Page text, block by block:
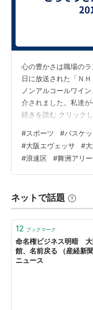
大阪市営地下鉄御
駅5番出口から徒歩
南海本線、高野線
近鉄難波線・阪神
JR関西本線（大和
バス
大阪市営バス なん
道路
心の豊かさは職場の
日に放送された「Ｎ
ノンアルコールワイ
介されました。私達
続きを読む クリック
https://
sid=1367628 朝日放
クボタのなんば・旧本
発へ 多目的アリーナ
#スポーツ #バスケ
#大阪エヴェッサ #
#浪速区 #舞洲アリ
ネットで話題
12 ブックマーク
命名権ビジネス明暗
館、名前戻る （産経新
ニュース